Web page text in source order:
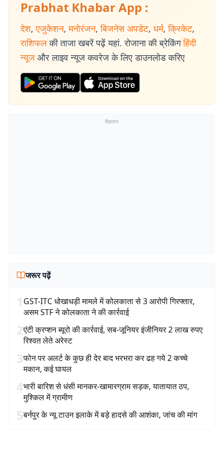
Prabhat Khabar App :
देश, एजुकेशन, मनोरंजन, बिजनेस अपडेट, धर्म, क्रिकेट,
राशिफल की ताजा खबरें पढ़ें यहां. रोजाना की ब्रेकिंग हिंदी
न्यूज और लाइव न्यूज कवरेज के लिए डाउनलोड करिए
विज्ञापन
जरूर पढ़ें
1 GST-ITC धोखाधड़ी मामले में कोलकाता से 3 आरोपी गिरफ्तार,
असम STF ने कोलकाता ने की कार्रवाई
2एंटी क्रप्शन ब्यूरो की कार्रवाई, सब-जूनियर इंजीनियर 2 लाख रुपए
रिश्वत लेते अरेस्ट
3फोन पर अलर्ट के कुछ ही देर बाद भरभरा कर ढह गये 2 कच्चे
मकान, कई घायल
4भारी बारिश से धंसी मानकर-खामारग्राम सड़क, यातायात ठप,
मुश्किल में ग्रामीण
5बर्नपुर के न्यू टाउन इलाके में बड़े हादसे की आशंका, जांच की मांग